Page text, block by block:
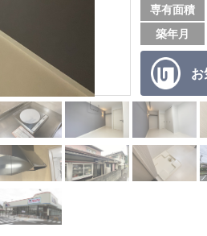
専有面積
築年月